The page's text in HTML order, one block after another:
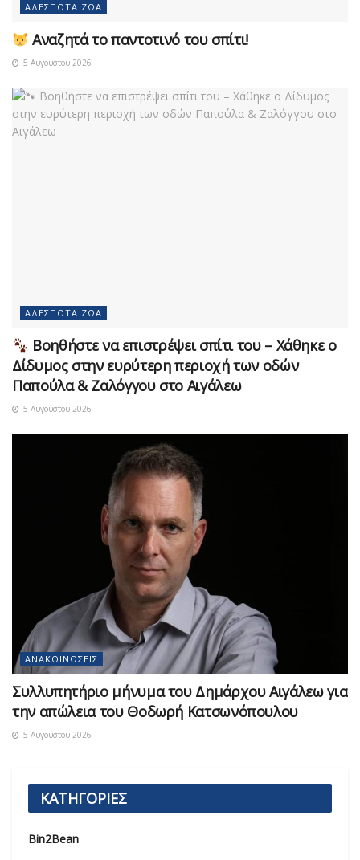
ΑΔΈΣΠΟΤΑ ΖΏΑ
Αναζητά το παντοτινό του σπίτι!
5 Αυγούστου 2026
ΑΔΈΣΠΟΤΑ ΖΏΑ
Βοηθήστε να επιστρέψει σπίτι του – Χάθηκε ο
Δίδυμος στην ευρύτερη περιοχή των οδών
Παπούλα & Ζαλόγγου στο Αιγάλεω
5 Αυγούστου 2026
ΑΝΑΚΟΙΝΏΣΕΙΣ
Συλλυπητήριο μήνυμα του Δημάρχου Αιγάλεω για
την απώλεια του Θοδωρή Κατσωνόπουλου
5 Αυγούστου 2026
ΚΑΤΗΓΟΡΙΕΣ
Bin2Bean